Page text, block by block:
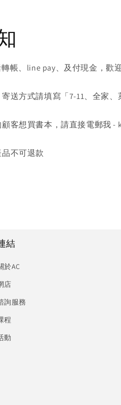
帳、line pay、及付現金，歡
送方式請填寫「7-11、全家
客想買書本，請直接電郵我 -
不可退款
結
於AC
店
詢服務
程
動